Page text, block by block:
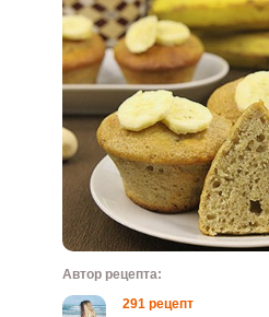
Автор рецепта:
291 рецепт